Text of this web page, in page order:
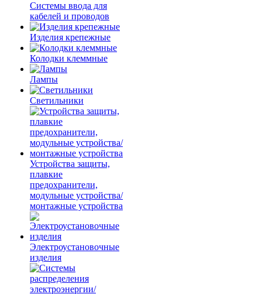
Системы ввода для
кабелей и проводов
Изделия крепежные
Колодки клеммные
Лампы
Светильники
Устройства защиты,
плавкие
предохранители,
модульные устройства/
монтажные устройства
Электроустановочные
изделия